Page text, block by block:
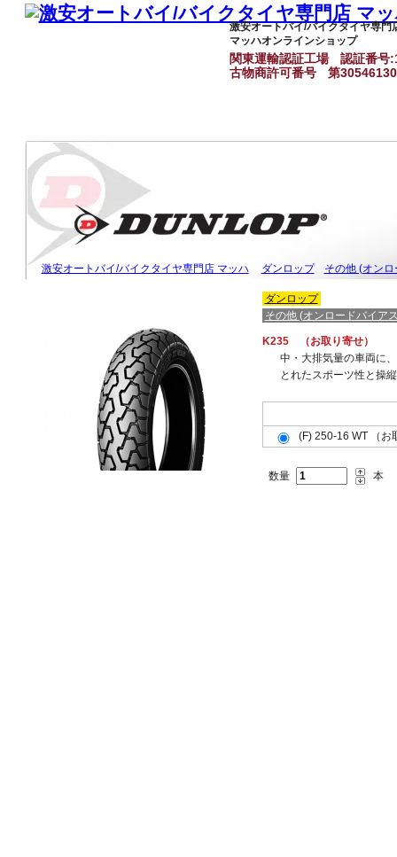
激安オートバイ/バイクタイヤ専門
マッハオンラインショップ
関東運輸認証工場
認証番号
古物商許可番号
第
激安オートバイ/バイクタイヤ専門店 マッハ ダンロップ その他 (オン
ダンロップ
その他 (オンロードバイア
K235 （お取り寄せ）
中・大排気量の車両に
とれたスポーツ性と操
(F) 250-16 WT （お
数量 本